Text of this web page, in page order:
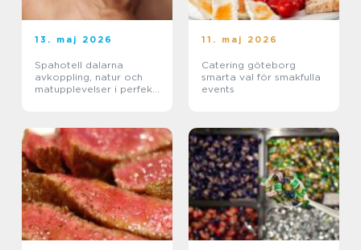
13. maj 2026
Spahotell dalarna
avkoppling, natur och
matupplevelser i perfekt
11. maj 2026
Catering göteborg
smarta val för smakfulla
events